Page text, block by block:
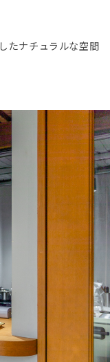
たナチュラルな空間